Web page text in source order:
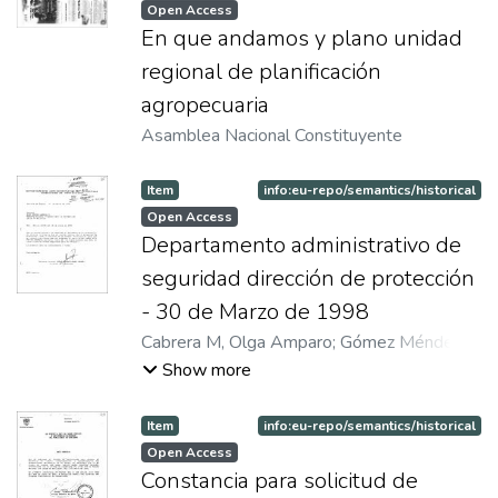
Open Access
En que andamos y plano unidad
regional de planificación
agropecuaria
Asamblea Nacional Constituyente
Item
Open Access
info:eu-repo/semantics/historical
Departamento administrativo de
seguridad dirección de protección
- 30 de Marzo de 1998
Cabrera M, Olga Amparo; Gómez Méndez,
Jesús Antonio
Show more
Item
Open Access
info:eu-repo/semantics/historical
Constancia para solicitud de